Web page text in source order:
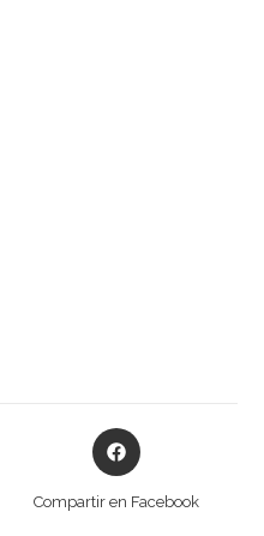
Opens
in
new
Compartir en Facebook